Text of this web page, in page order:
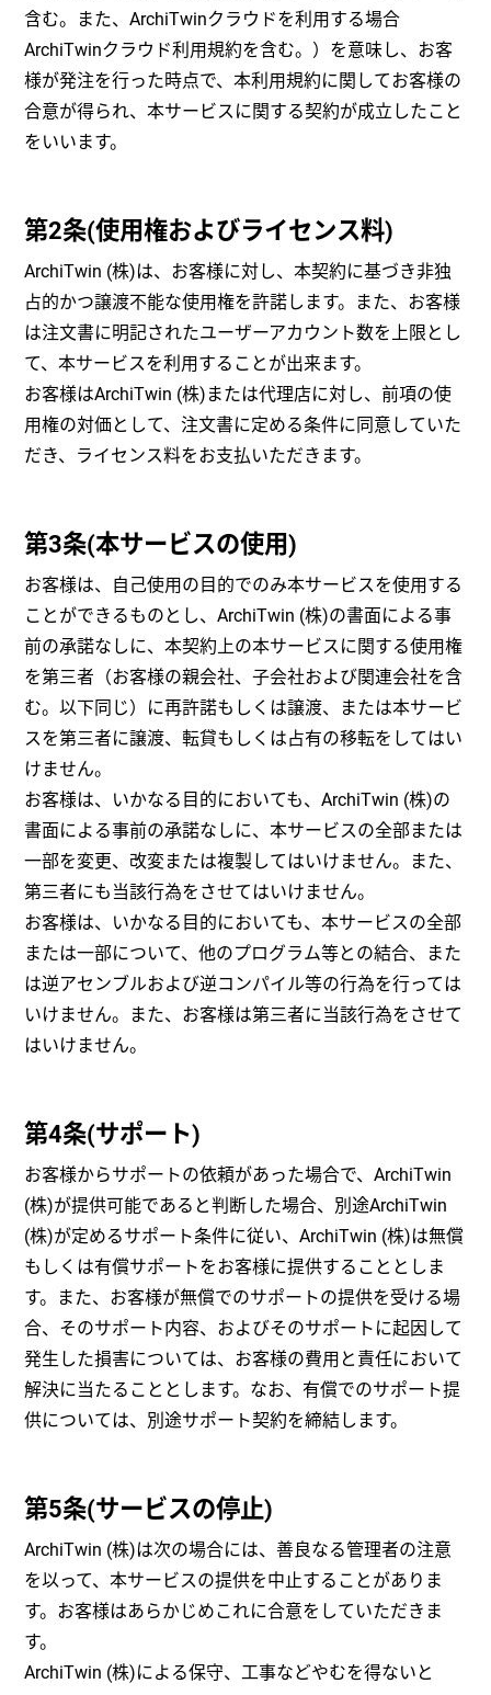
含む。また、ArchiTwinクラウドを利用する場合
ArchiTwinクラウド利用規約を含む。）を意味し、お客
様が発注を行った時点で、本利用規約に関してお客様の
合意が得られ、本サービスに関する契約が成立したこと
をいいます。
第2条(使用権およびライセンス料)
ArchiTwin (株)は、お客様に対し、本契約に基づき非独
占的かつ譲渡不能な使用権を許諾します。また、お客様
は注文書に明記されたユーザーアカウント数を上限とし
て、本サービスを利用することが出来ます。
お客様はArchiTwin (株)または代理店に対し、前項の使
用権の対価として、注文書に定める条件に同意していた
だき、ライセンス料をお支払いただきます。
第3条(本サービスの使用)
お客様は、自己使用の目的でのみ本サービスを使用する
ことができるものとし、ArchiTwin (株)の書面による事
前の承諾なしに、本契約上の本サービスに関する使用権
を第三者（お客様の親会社、子会社および関連会社を含
む。以下同じ）に再許諾もしくは譲渡、または本サービ
スを第三者に譲渡、転貸もしくは占有の移転をしてはい
けません。
お客様は、いかなる目的においても、ArchiTwin (株)の
書面による事前の承諾なしに、本サービスの全部または
一部を変更、改変または複製してはいけません。また、
第三者にも当該行為をさせてはいけません。
お客様は、いかなる目的においても、本サービスの全部
または一部について、他のプログラム等との結合、また
は逆アセンブルおよび逆コンパイル等の行為を行っては
いけません。また、お客様は第三者に当該行為をさせて
はいけません。
第4条(サポート)
お客様からサポートの依頼があった場合で、ArchiTwin
(株)が提供可能であると判断した場合、別途ArchiTwin
(株)が定めるサポート条件に従い、ArchiTwin (株)は無償
もしくは有償サポートをお客様に提供することとしま
す。また、お客様が無償でのサポートの提供を受ける場
合、そのサポート内容、およびそのサポートに起因して
発生した損害については、お客様の費用と責任において
解決に当たることとします。なお、有償でのサポート提
供については、別途サポート契約を締結します。
第5条(サービスの停止)
ArchiTwin (株)は次の場合には、善良なる管理者の注意
を以って、本サービスの提供を中止することがありま
す。お客様はあらかじめこれに合意をしていただきま
す。
ArchiTwin (株)による保守、工事などやむを得ないと